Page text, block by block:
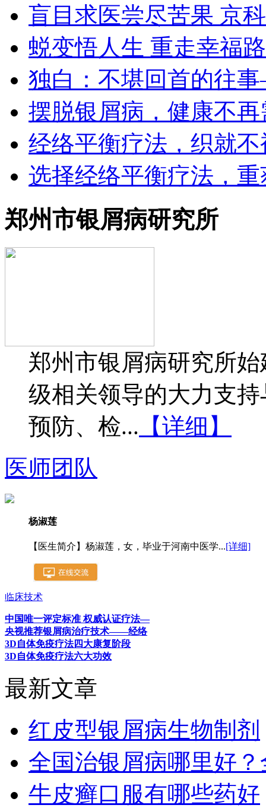
盲目求医尝尽苦果 京
蜕变悟人生 重走幸福路
独白：不堪回首的往
摆脱银屑病，健康不
经络平衡疗法，织就
选择经络平衡疗法，
郑州市银屑病研究所
郑州市银屑病研究所
级相关领导的大力支
预防、检... 【详细】
医师团队
杨淑莲
【医生简介】杨淑莲，女，毕业于河南中医学...[详细]
临床技术
中国唯一评定标准 权威认证疗法—
央视推荐银屑病治疗技术——经络
3D自体免疫疗法四大康复阶段
3D自体免疫疗法六大功效
最新文章
红皮型银屑病生物制剂
全国治银屑病哪里好
牛皮癣口服有哪些药好